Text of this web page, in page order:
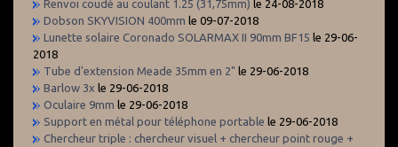
Renvoi coudé au coulant 1.25 (31,75mm) le 24-08-2018
Dobson SKYVISION 400mm le 09-07-2018
Lunette solaire Coronado SOLARMAX II 90mm BF15 le 29-06-
2018
Tube d'extension Meade 35mm en 2" le 29-06-2018
Barlow 3x le 29-06-2018
Oculaire 9mm le 29-06-2018
Support en métal pour téléphone portable le 29-06-2018
Chercheur triple : chercheur visuel + chercheur point rouge +